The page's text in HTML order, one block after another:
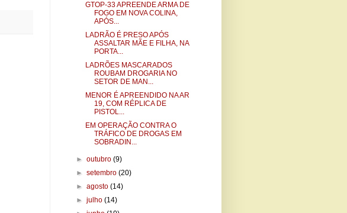
GTOP-33 APREENDE ARMA DE
FOGO EM NOVA COLINA,
APÓS...
LADRÃO É PRESO APÓS
ASSALTAR MÃE E FILHA, NA
PORTA...
LADRÕES MASCARADOS
ROUBAM DROGARIA NO
SETOR DE MAN...
MENOR É APREENDIDO NA AR
19, COM RÉPLICA DE
PISTOL...
EM OPERAÇÃO CONTRA O
TRÁFICO DE DROGAS EM
SOBRADIN...
►outubro(9)
►setembro(20)
►agosto(14)
►julho(14)